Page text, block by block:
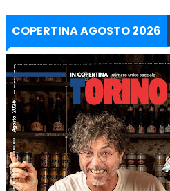
COPERTINA AGOSTO 2026